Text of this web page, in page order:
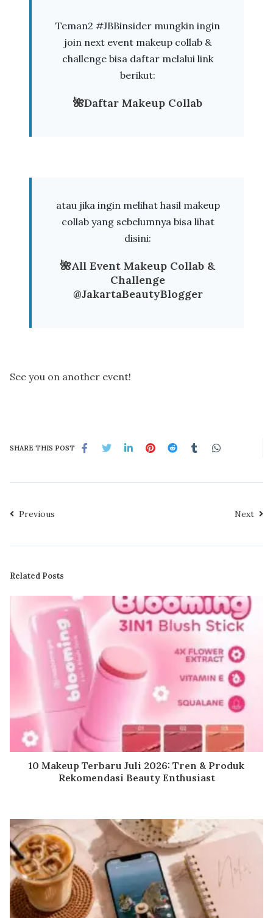
Teman2 #JBBinsider mungkin ingin
join next event makeup collab &
challenge bisa daftar melalui link
berikut:
🌺Daftar Makeup Collab
atau jika ingin melihat hasil makeup
collab yang sebelumnya bisa lihat
disini:
🌺All Event Makeup Collab &
Challenge
@JakartaBeautyBlogger
See you on another event!
SHARE THIS POST
Previous Next
Related Posts
10 Makeup Terbaru Juli 2026: Tren & Produk
Rekomendasi Beauty Enthusiast